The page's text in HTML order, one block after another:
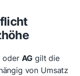
oder AG gilt die
von Umsatz